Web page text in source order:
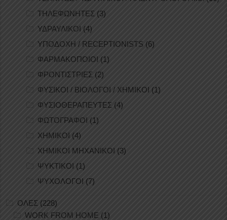
ΤΗΛΕΦΩΝΗΤΕΣ (3)
ΥΔΡΑΥΛΙΚΟΙ (4)
ΥΠΟΔΟΧΗ / RECEPTIONISTS (6)
ΦΑΡΜΑΚΟΠΟΙΟΙ (1)
ΦΡΟΝΤΙΣΤΡΙΕΣ (2)
ΦΥΣΙΚΟΙ / ΒΙΟΛΟΓΟΙ / ΧΗΜΙΚΟΙ (1)
ΦΥΣΙΟΘΕΡΑΠΕΥΤΕΣ (4)
ΦΩΤΟΓΡΑΦΟΙ (1)
ΧΗΜΙΚΟΙ (4)
ΧΗΜΙΚΟΙ ΜΗΧΑΝΙΚΟΙ (3)
ΨΥΚΤΙΚΟΙ (1)
ΨΥΧΟΛΟΓΟΙ (7)
ΟΛΕΣ (228)
WORK FROM HOME (1)